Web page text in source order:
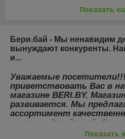
Показать
Бери.бай - Мы ненавидим
вынуждают конкуренты.
и...
Уважаемые
приветствовать Вас в
магазине BERI.BY.
развивается. Мы
ассортимент
товаров для детей,
велосипеды для Показать